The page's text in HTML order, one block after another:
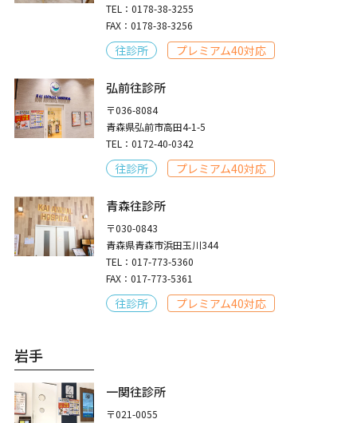
TEL：0178-38-3255
FAX：0178-38-3256
往診所 プレミアム40対応
弘前往診所
〒036-8084
青森県弘前市高田4-1-5
TEL：0172-40-0342
往診所 プレミアム40対応
青森往診所
〒030-0843
青森県青森市浜田玉川344
TEL：017-773-5360
FAX：017-773-5361
往診所 プレミアム40対応
岩手
一関往診所
〒021-0055